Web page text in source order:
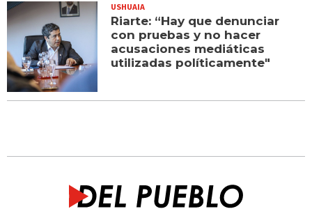
USHUAIA
Riarte: “Hay que denunciar
con pruebas y no hacer
acusaciones mediáticas
utilizadas políticamente"